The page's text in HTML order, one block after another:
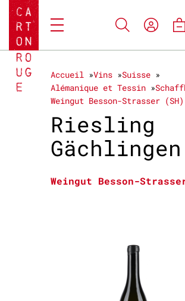
Accueil Vins
Suisse
Alémanique et Tessin
Weingut Besson-Strasser (SH)
Riesling
Gächlingen
Weingut Besson-